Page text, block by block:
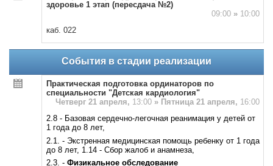
здоровье 1 этап (пересдача №2)
09:00 »10:00
каб. 022
События в стадии реализации
Практическая подготовка ординаторов по
специальности "Детская кардиология"
Четверг 21 апреля, 13:00 » Пятница 21 апреля, 16:00
2.8 - Базовая сердечно-легочная реанимация у детей от
1 года до 8 лет,
2.1. - Экстренная медицинская помощь ребенку от 1 года
до 8 лет, 1.14 - Сбор жалоб и анамнеза,
2.3. - Физикальное обследование